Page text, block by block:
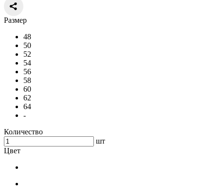
Размер
48
50
52
54
56
58
60
62
64
-
Количество
шт
Цвет